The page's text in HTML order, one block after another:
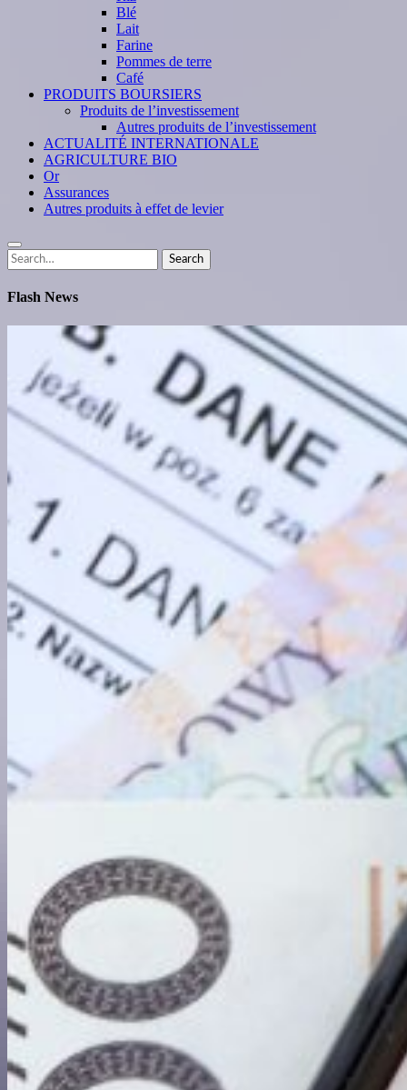
Blé
Lait
Farine
Pommes de terre
Café
PRODUITS BOURSIERS
Produits de l’investissement
Autres produits de l’investissement
ACTUALITÉ INTERNATIONALE
AGRICULTURE BIO
Or
Assurances
Autres produits à effet de levier
Search
for:
Search
Flash News